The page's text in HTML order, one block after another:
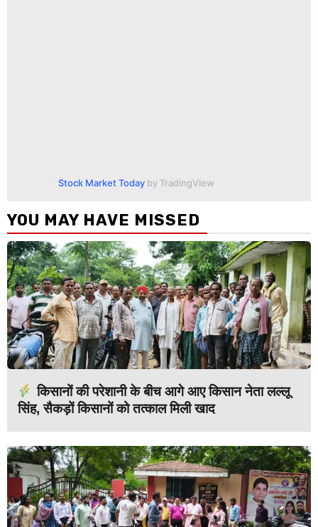
Stock Market Today by TradingView
YOU MAY HAVE MISSED
किसानों की परेशानी के बीच आगे आए किसान नेता लल्लू
सिंह, सैकड़ों किसानों को तत्काल मिली खाद